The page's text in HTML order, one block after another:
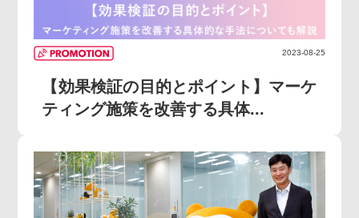
2023-08-25
【効果検証の目的とポイント】マーケ
ティング施策を改善する具体...